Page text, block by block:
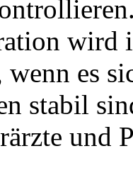
wird
es
stabil
und